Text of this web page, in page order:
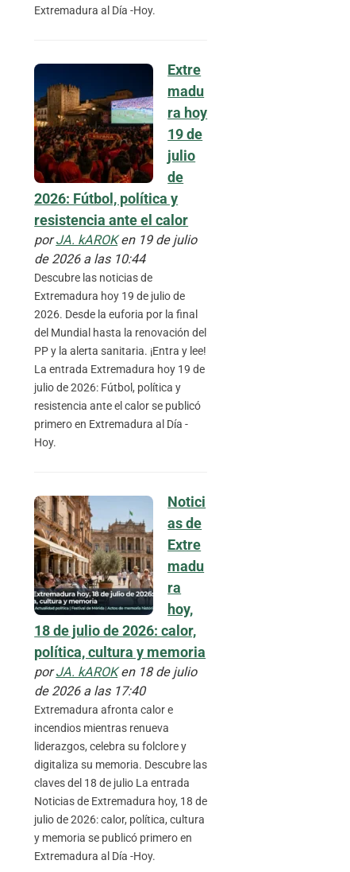
Extremadura al Día -Hoy.
Extre
madu
ra hoy
19 de
julio
de
2026: Fútbol, política y
resistencia ante el calor
porJA. kAROKen 19 de julio
de 2026 a las 10:44
Descubre las noticias de
Extremadura hoy 19 de julio de
2026. Desde la euforia por la final
del Mundial hasta la renovación del
PP y la alerta sanitaria. ¡Entra y lee!
La entrada Extremadura hoy 19 de
julio de 2026: Fútbol, política y
resistencia ante el calor se publicó
primero en Extremadura al Día -
Hoy.
Notici
as de
Extre
madu
ra
hoy,
18 de julio de 2026: calor,
política, cultura y memoria
porJA. kAROKen 18 de julio
de 2026 a las 17:40
Extremadura afronta calor e
incendios mientras renueva
liderazgos, celebra su folclore y
digitaliza su memoria. Descubre las
claves del 18 de julio La entrada
Noticias de Extremadura hoy, 18 de
julio de 2026: calor, política, cultura
y memoria se publicó primero en
Extremadura al Día -Hoy.